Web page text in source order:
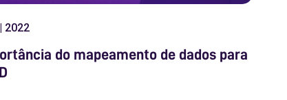
2022
do mapeamento de dados para